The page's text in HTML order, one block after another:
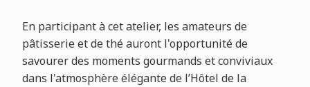
En participant à cet atelier, les amateurs de
pâtisserie et de thé auront l'opportunité de
savourer des moments gourmands et conviviaux
dans l'atmosphère élégante de l’Hôtel de la